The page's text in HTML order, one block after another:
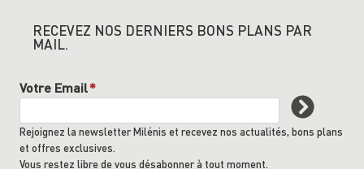
RECEVEZ NOS DERNIERS BONS PLANS PAR
MAIL.
Votre Email*
Rejoignez la newsletter Milénis et recevez nos actualités, bons plans
et offres exclusives.
Vous restez libre de vous désabonner à tout moment.